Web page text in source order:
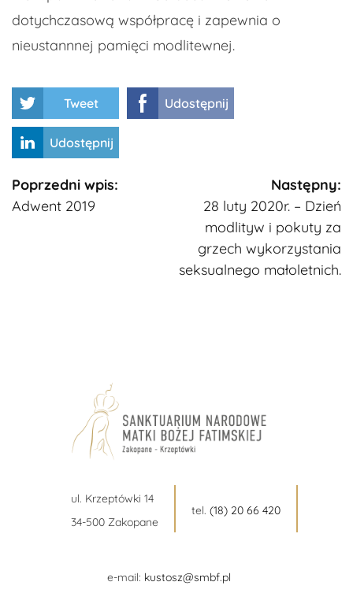
dotychczasową współpracę i zapewnia o
nieustannnej pamięci modlitewnej.
Tweet Udostępnij
Udostępnij
Kontynuuj
czytanie
Poprzedni wpis:
Adwent 2019
Następny:
28 luty 2020r. – Dzień
modlityw i pokuty za
grzech wykorzystania
seksualnego małoletnich.
ul. Krzeptówki 14
34-500 Zakopane
tel. (18) 20 66 420
e-mail: kustosz@smbf.pl